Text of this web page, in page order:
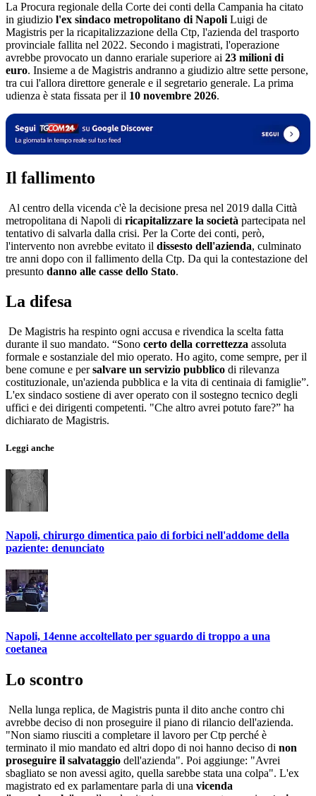
La Procura regionale della Corte dei conti della Campania ha citato
in giudizio l'ex sindaco metropolitano di Napoli Luigi de
Magistris per la ricapitalizzazione della Ctp, l'azienda del trasporto
provinciale fallita nel 2022. Secondo i magistrati, l'operazione
avrebbe provocato un danno erariale superiore ai 23 milioni di
euro. Insieme a de Magistris andranno a giudizio altre sette persone,
tra cui l'allora direttore generale e il segretario generale. La prima
udienza è stata fissata per il 10 novembre 2026.
Il fallimento
Al centro della vicenda c'è la decisione presa nel 2019 dalla Città
metropolitana di Napoli di ricapitalizzare la società partecipata nel
tentativo di salvarla dalla crisi. Per la Corte dei conti, però,
l'intervento non avrebbe evitato il dissesto dell'azienda, culminato
tre anni dopo con il fallimento della Ctp. Da qui la contestazione del
presunto danno alle casse dello Stato.
La difesa
De Magistris ha respinto ogni accusa e rivendica la scelta fatta
durante il suo mandato. “Sono certo della correttezza assoluta
formale e sostanziale del mio operato. Ho agito, come sempre, per il
bene comune e persalvare un servizio pubblico di rilevanza
costituzionale, un'azienda pubblica e la vita di centinaia di famiglie”.
L'ex sindaco sostiene di aver operato con il sostegno tecnico degli
uffici e dei dirigenti competenti. "Che altro avrei potuto fare?” ha
dichiarato de Magistris.
Leggi anche
Napoli, chirurgo dimentica paio di forbici nell'addome della
paziente: denunciato
Napoli, 14enne accoltellato per sguardo di troppo a una
coetanea
Lo scontro
Nella lunga replica, de Magistris punta il dito anche contro chi
avrebbe deciso di non proseguire il piano di rilancio dell'azienda.
"Non siamo riusciti a completare il lavoro per Ctp perché è
terminato il mio mandato ed altri dopo di noi hanno deciso di non
proseguire il salvataggio dell'azienda". Poi aggiunge: "Avrei
sbagliato se non avessi agito, quella sarebbe stata una colpa". L'ex
magistrato ed ex parlamentare parla di una vicenda